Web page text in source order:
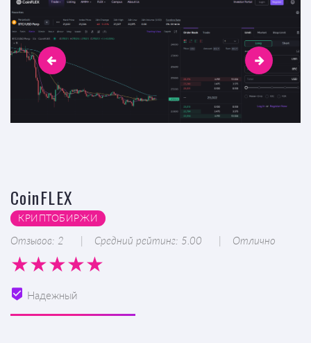
CoinFLEX
КРИПТОБИРЖИ
Отзывов: 2 Средний рейтинг: 5.00 Отлично
Надежный